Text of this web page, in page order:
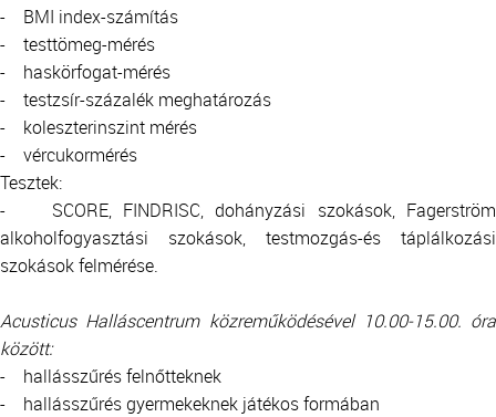
- BMI index-számítás
- testtömeg-mérés
- haskörfogat-mérés
- testzsír-százalék meghatározás
- koleszterinszint mérés
- vércukormérés
Tesztek:
- SCORE, FINDRISC, dohányzási szokások, Fagerström
alkoholfogyasztási szokások, testmozgás-és táplálkozási
szokások felmérése.
Acusticus Halláscentrum közreműködésével 10.00-15.00. óra
között:
- hallásszűrés felnőtteknek
- hallásszűrés gyermekeknek játékos formában